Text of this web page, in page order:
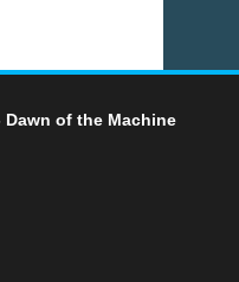
of the Machine